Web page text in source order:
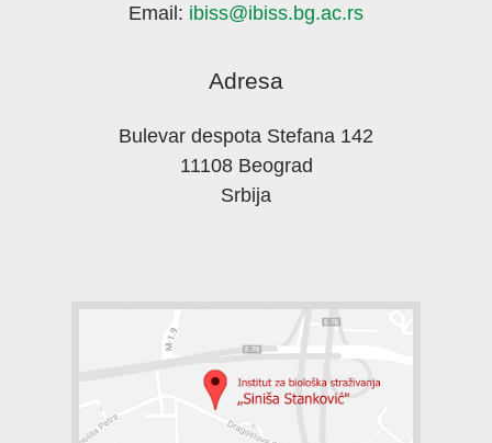
Email: ibiss@ibiss.bg.ac.rs
Adresa
Bulevar despota Stefana 142
11108 Beograd
Srbija